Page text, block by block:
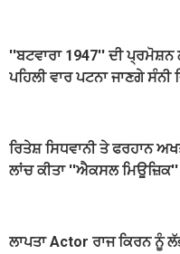
''ਬਟਵਾਰਾ 1947'' ਦੀ
ਪਹਿਲੀ ਵਾਰ ਪਟਨਾ ਜਾਣਗੇ ਸੰਨੀ
ਰਿਤੇਸ਼ ਸਿਧਵਾਨੀ ਤੇ ਫਰਹਾਨ
ਲਾਂਚ ਕੀਤਾ ''ਐਕਸਲ ਮਿਊਜ਼ਿਕ''
ਲਾਪਤਾ Actor ਰਾਜ ਕਿਰਨ ਨੂੰ